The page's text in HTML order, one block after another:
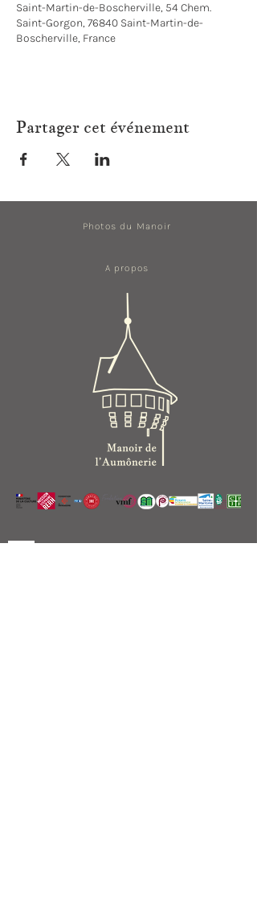
Saint-Martin-de-Boscherville, 54 Chem.
Saint-Gorgon, 76840 Saint-Martin-de-
Boscherville, France
Partager cet événement
Photos du Manoir
A propos